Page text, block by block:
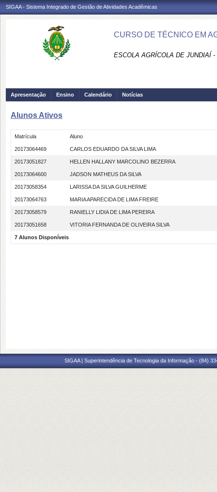
SIGAA - Sistema Integrado de Gestão de Atividades Acadêmicas
CURSO DE TÉCNICO EM
ESCOLA AGRÍCOLA DE JUNDIAÍ -
Apresentação Ensino Calendário Notícias
Alunos Ativos
Matrícula Aluno
20173064469 CARLOS EDUARDO DA SILVA LIMA
20173051827 HELLEN HALLANY MARCOLINO BEZERRA
20173064600 JADSON MATHEUS DA SILVA
20173058354 LARISSA DA SILVA GUILHERME
20173064763 MARIA APARECIDA DE LIMA FREIRE
20173058579 RANIELLY LIDIA DE LIMA PEREIRA
20173051658 VITORIA FERNANDA DE OLIVEIRA SILVA
7 Alunos Disponíveis
SIGAA | Superintendência de Tecnologia da Informação - (84)